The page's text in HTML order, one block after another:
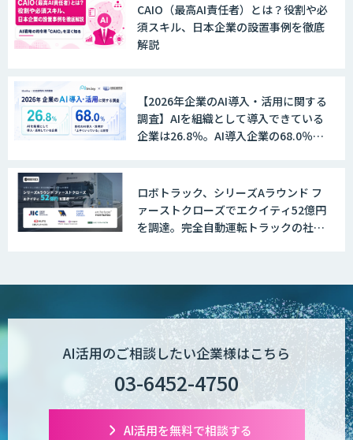
CAIO（最高AI責任者）とは？役割や必
須スキル、日本企業の設置事例を徹底
解説
【2026年企業のAI導入・活用に関する
調査】AIを組織として導入できている
企業は26.8％。AI導入企業の68.0％
ロボトラック、シリーズAラウンド フ
ァーストクローズでエクイティ52億円
を調達。完全自動運転トラックの社会
AI活用のご相談したい企業様はこちら
03-6452-4750
AI活用を無料で相談する